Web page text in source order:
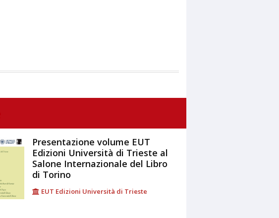
Presentazione volume EUT
Edizioni Università di Trieste al
Salone Internazionale del Libro
di Torino
EUT Edizioni Università di Trieste